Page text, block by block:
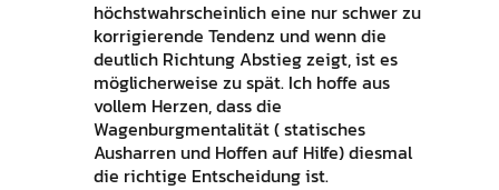
höchstwahrscheinlich eine nur schwer zu
korrigierende Tendenz und wenn die
deutlich Richtung Abstieg zeigt, ist es
möglicherweise zu spät. Ich hoffe aus
vollem Herzen, dass die
Wagenburgmentalität ( statisches
Ausharren und Hoffen auf Hilfe) diesmal
die richtige Entscheidung ist.